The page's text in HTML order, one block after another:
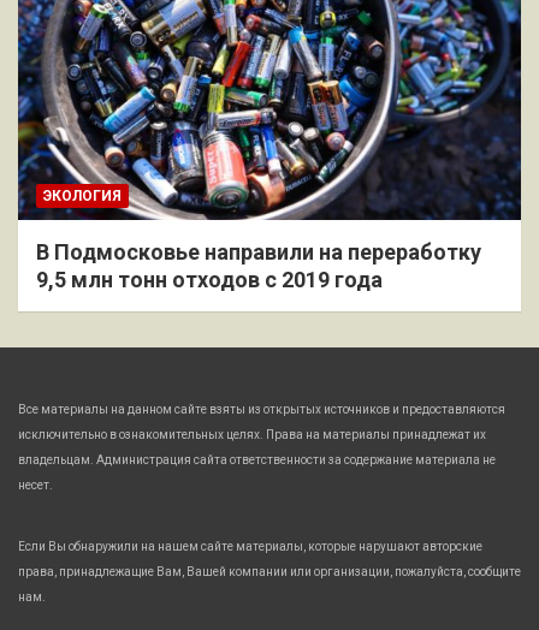
ЭКОЛОГИЯ
В Подмосковье направили на переработку
9,5 млн тонн отходов с 2019 года
Все материалы на данном сайте взяты из открытых источников и предоставляются
исключительно в ознакомительных целях. Права на материалы принадлежат их
владельцам. Администрация сайта ответственности за содержание материала не
несет.
Если Вы обнаружили на нашем сайте материалы, которые нарушают авторские
права, принадлежащие Вам, Вашей компании или организации, пожалуйста, сообщите
нам.